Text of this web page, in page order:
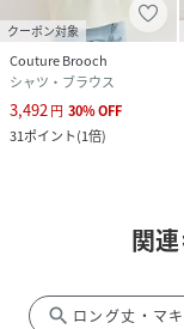
クーポン対象
Couture Brooch
シャツ・ブラウス
3,492 円 30%OFF
31ポイント(1倍)
関
search ロング丈・マ